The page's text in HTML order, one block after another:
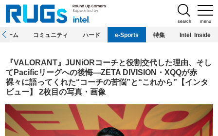
menu
search
ホーム コミュニティ ハード e-Sports 特集 Intel Inside
『VALORANT』JUNiORコーチと役割交代した理由、そし
てPacificリーグへの後悔―ZETA DIVISION・XQQが赤
裸々に語ってくれた“コーチの苦悩”と“これから”【インタ
ビュー】 2枚目の写真・画像